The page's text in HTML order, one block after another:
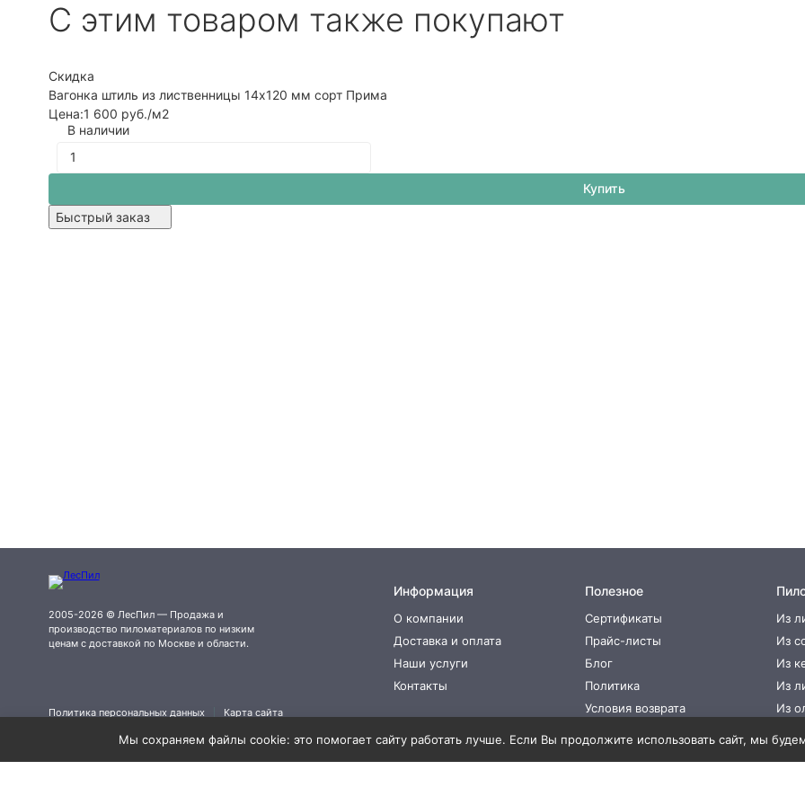
C этим товаром также покупают
Скидка
Вагонка штиль из лиственницы 14x120 мм сорт Прима
Цена:1 600 руб./м2
В наличии
Купить
Быстрый заказ
2005-2026 © ЛесПил — Продажа и
производство пиломатериалов по низким
ценам с доставкой по Москве и области.
Политика персональных данных Карта сайта
Информация
О компании
Доставка и оплата
Наши услуги
Контакты
Полезное
Сертификаты
Прайс-листы
Блог
Политика
Условия возврата
Из
Из
Из
Из
Из
Мы сохраняем файлы cookie: это помогает сайту работать лучше. Если Вы продолжите использовать сайт, мы будем